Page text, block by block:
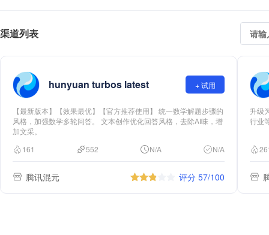
渠道列表
hunyuan turbos latest + 试用
【最新版本】【效果最优】【官方推荐使用】 统一数学解题步骤的
风格，加强数学多轮问答。 文本创作优化回答风格，去除AI味，增
加文采。
161
552 N/A N/A
腾讯混元 评分 57/100
升级
行业